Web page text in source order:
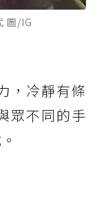
圖/IG
，冷靜有條
眾不同的手